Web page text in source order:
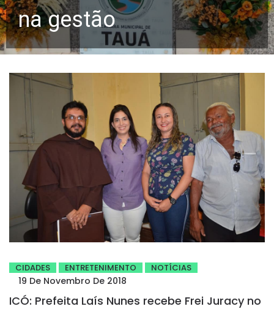
na gestão
CIDADES ENTRETENIMENTO NOTÍCIAS
19 De Novembro De 2018
ICÓ: Prefeita Laís Nunes recebe Frei Juracy no